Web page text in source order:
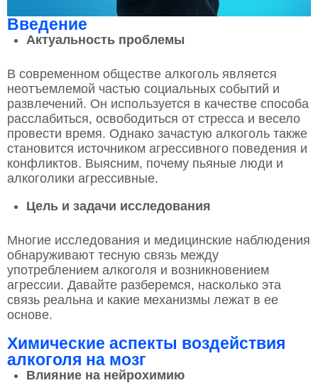
Введение
Актуальность проблемы
В современном обществе алкоголь является
неотъемлемой частью социальных событий и
развлечений. Он используется в качестве способа
расслабиться, освободиться от стресса и весело
провести время. Однако зачастую алкоголь также
становится источником агрессивного поведения и
конфликтов. Выясним, почему пьяные люди и
алкоголики агрессивные.
Цель и задачи исследования
Многие исследования и медицинские наблюдения
обнаруживают тесную связь между
употреблением алкоголя и возникновением
агрессии. Давайте разберемся, насколько эта
связь реальна и какие механизмы лежат в ее
основе.
Химические аспекты воздействия
алкоголя на мозг
Влияние на нейрохимию